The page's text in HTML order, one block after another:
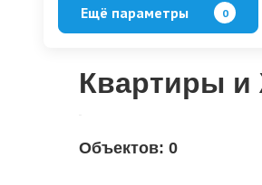
Ещё параметры 0
Квартиры и
Объектов: 0